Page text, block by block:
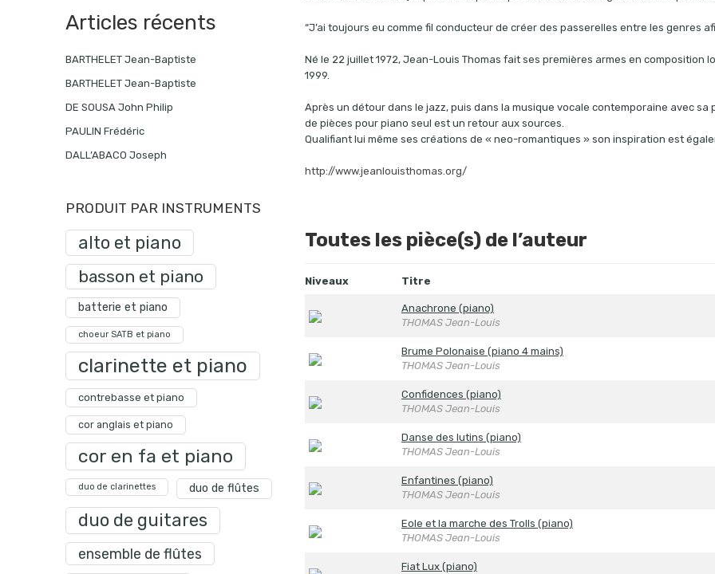
“J’ai toujours eu comme fil conducteur de créer des passerelles entre les genres
Né le 22 juillet 1972, Jean-Louis Thomas fait ses premières armes en composition
1999.
Après un détour dans le jazz, puis dans la musique vocale contemporaine avec sa
de pièces pour piano seul est un retour aux sources.
Qualifiant lui même ses créations de « neo-romantiques » son inspiration est
http://www.jeanlouisthomas.org/
Toutes les pièce(s) de l’auteur
Niveaux Titre
Anachrone (piano)
THOMAS Jean-Louis
Brume Polonaise (piano 4 mains)
THOMAS Jean-Louis
Confidences (piano)
THOMAS Jean-Louis
Danse des lutins (piano)
THOMAS Jean-Louis
Enfantines (piano)
THOMAS Jean-Louis
Eole et la marche des Trolls (piano)
THOMAS Jean-Louis
Fiat Lux (piano)
Articles récents
BARTHELET Jean-Baptiste
BARTHELET Jean-Baptiste
DE SOUSA John Philip
PAULIN Frédéric
DALL’ABACO Joseph
PRODUIT PAR INSTRUMENTS
alto et piano
basson et piano
batterie et piano
choeur SATB et piano
clarinette et piano
contrebasse et piano
cor anglais et piano
cor en fa et piano
duo de clarinettes duo de flûtes
duo de guitares
ensemble de flûtes